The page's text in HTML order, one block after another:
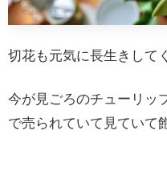
切花も元気に長生きして
今が見ごろのチューリッ
で売られていて見ていて